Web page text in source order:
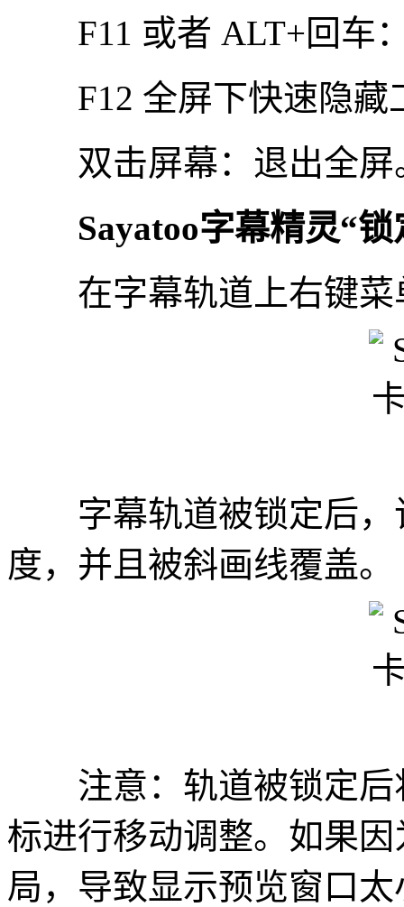
F11 或者 ALT+回车
F12 全屏下快速隐藏
双击屏幕：退出全屏
Sayatoo字幕精灵“锁
在字幕轨道上右键菜
字幕轨道被锁定后，
度，并且被斜画线覆盖。
注意：轨道被锁定后
标进行移动调整。如果
局，导致显示预览窗口